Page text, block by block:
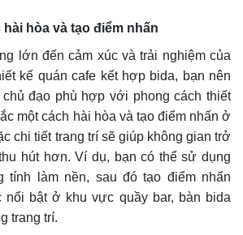
hòa và tạo điểm nhấn
lớn đến cảm xúc và trải nghiệm của
kế quán cafe kết hợp bida, bạn nên
chủ đạo phù hợp với phong cách thiết
một cách hài hòa và tạo điểm nhấn ở
chi tiết trang trí sẽ giúp không gian trở
hút hơn. Ví dụ, bạn có thể sử dụng
tính làm nền, sau đó tạo điểm nhấn
nổi bật ở khu vực quầy bar, bàn bida
trang trí.